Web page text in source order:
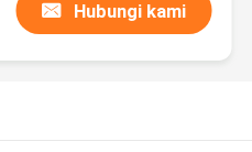
Hubungi kami